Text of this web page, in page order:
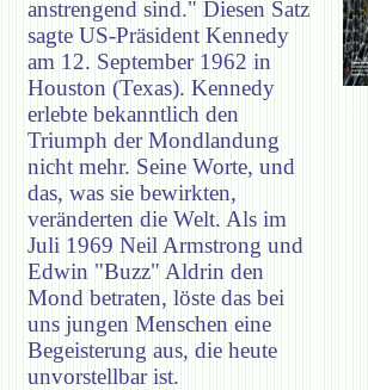
anstrengend sind." Diesen Satz
sagte US-Präsident Kennedy
am 12. September 1962 in
Houston (Texas). Kennedy
erlebte bekanntlich den
Triumph der Mondlandung
nicht mehr. Seine Worte, und
das, was sie bewirkten,
veränderten die Welt. Als im
Juli 1969 Neil Armstrong und
Edwin "Buzz" Aldrin den
Mond betraten, löste das bei
uns jungen Menschen eine
Begeisterung aus, die heute
unvorstellbar ist.